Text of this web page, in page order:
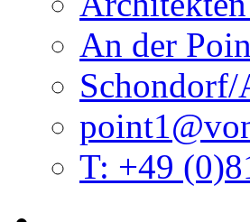
An der
Schondorf/
T: +49